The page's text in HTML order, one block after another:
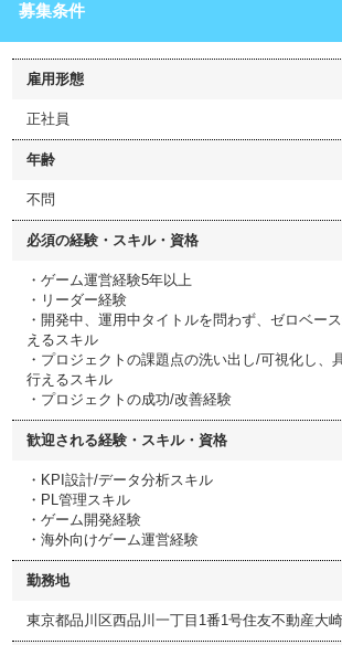
募集条件
雇用形態
正社員
年齢
不問
必須の経験・スキル・資格
・ゲーム運営経験5年以上
・リーダー経験
・開発中、運用中タイトルを問わず、ゼロベー
えるスキル
・プロジェクトの課題点の洗い出し/可視化し、
行えるスキル
・プロジェクトの成功/改善経験
歓迎される経験・スキル・資格
・KPI設計/データ分析スキル
・PL管理スキル
・ゲーム開発経験
・海外向けゲーム運営経験
勤務地
東京都品川区西品川一丁目1番1号住友不動産大